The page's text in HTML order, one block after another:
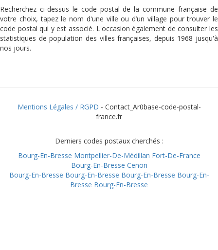
Recherchez ci-dessus le code postal de la commune française de
votre choix, tapez le nom d'une ville ou d’un village pour trouver le
code postal qui y est associé. L'occasion également de consulter les
statistiques de population des villes françaises, depuis 1968 jusqu'à
nos jours.
Mentions Légales / RGPD - Contact_Ar0base-code-postal-
france.fr
Derniers codes postaux cherchés :
Bourg-En-Bresse Montpellier-De-Médillan Fort-De-France
Bourg-En-Bresse Cenon
Bourg-En-Bresse Bourg-En-Bresse Bourg-En-Bresse Bourg-En-
Bresse Bourg-En-Bresse